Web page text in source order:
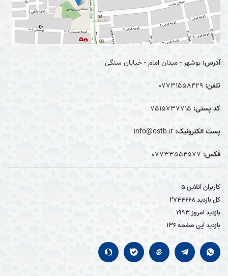
آدرس: بوشهر - میدان امام - خیابان سنگی
تلفن: 07731558429
کد پستی: 7515737715
پست الکترونیک: info@ostb.ir
فکس: 07733554577
کاربران آنلاین5
کل بازدید2744668
بازدید امروز1993
بازدید این صفحه136